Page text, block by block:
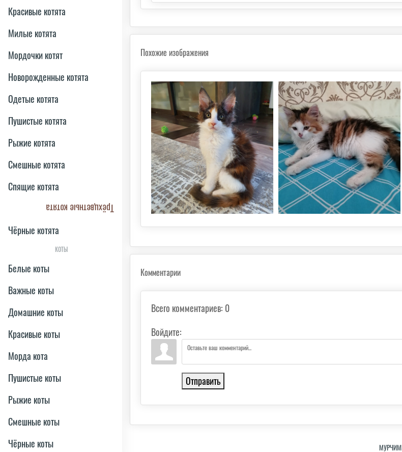
Красивые котята
Милые котята
Мордочки котят
Новорожденные котята
Одетые котята
Пушистые котята
Рыжие котята
Смешные котята
Спящие котята
Трёхцветные котята
Чёрные котята
КОТЫ
Белые коты
Важные коты
Домашние коты
Красивые коты
Морда кота
Пушистые коты
Рыжие коты
Смешные коты
Чёрные коты
Похожие изображения
Комментарии
Всего комментариев: 0
Войдите:
Отправить